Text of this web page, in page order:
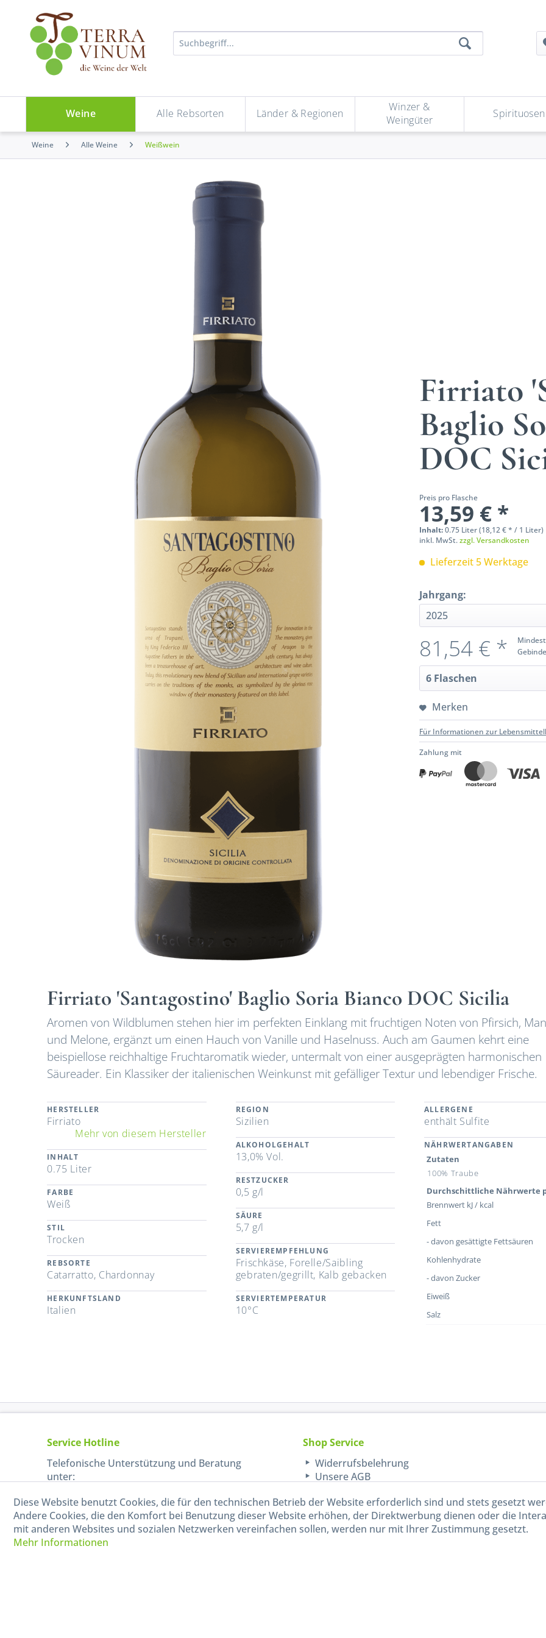
Weine Alle Rebsorten Länder & Regionen
Winzer &
Weingüter
Spirituosen
Weine Alle Weine Weißwein
Firriato
Baglio
DOC
Preis pro Flasche
13,59 € *
Inhalt:0.75 Liter (18,12 € * / 1 Liter)
inkl. MwSt.zzgl. Versandkosten
Lieferzeit 5 Werktage
Jahrgang:
81,54 € *
Merken
Für Informationen zur
Zahlung mit
Firriato 'Santagostino' Baglio Soria Bianco DOC Sicilia
Aromen von Wildblumen stehen hier im perfekten Einklang mit fruchtigen Noten von Pfirsich,
und Melone, ergänzt um einen Hauch von Vanille und Haselnuss. Auch am Gaumen kehrt eine
beispiellose reichhaltige Fruchtaromatik wieder, untermalt von einer ausgeprägten harmonischen
Säureader. Ein Klassiker der italienischen Weinkunst mit gefälliger Textur und lebendiger Frische.
HERSTELLER
Firriato
Mehr von diesem Hersteller
INHALT
0.75 Liter
FARBE
Weiß
STIL
Trocken
REBSORTE
Catarratto, Chardonnay
HERKUNFTSLAND
Italien
REGION
Sizilien
ALKOHOLGEHALT
13,0% Vol.
RESTZUCKER
0,5 g/l
SÄURE
5,7 g/l
SERVIEREMPFEHLUNG
Frischkäse, Forelle/Saibling
gebraten/gegrillt, Kalb gebacken
SERVIERTEMPERATUR
10°C
ALLERGENE
enthält Sulfite
NÄHRWERTANGABEN
Zutaten
100% Traube
Durchschittliche Nährwerte
Brennwert kJ / kcal
Fett
- davon gesättigte Fettsäuren
Kohlenhydrate
- davon Zucker
Eiweiß
Salz
Service Hotline
Telefonische Unterstützung und Beratung
unter:
040-880 99 770
Mo-Fr, 09:00 - 15:00 Uhr
Shop Service
Widerrufsbelehrung
Unsere AGB
Diese Website benutzt Cookies, die für den technischen Betrieb der Website erforderlich sind und stets gesetzt
Andere Cookies, die den Komfort bei Benutzung dieser Website erhöhen, der Direktwerbung dienen oder die
mit anderen Websites und sozialen Netzwerken vereinfachen sollen, werden nur mit Ihrer Zustimmung gesetzt.
Mehr Informationen